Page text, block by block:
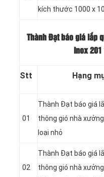
kích thước 1000 x
Thành Đạt báo giá lắp
Inox
Stt Hạng
01
Thành Đạt báo giá
thông gió nhà xưởng
loại nhỏ
02
Thành Đạt báo giá
thông gió nhà xưởng